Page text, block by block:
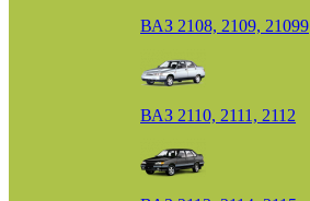
ВАЗ 2108, 2109, 21099
ВАЗ 2110, 2111, 2112